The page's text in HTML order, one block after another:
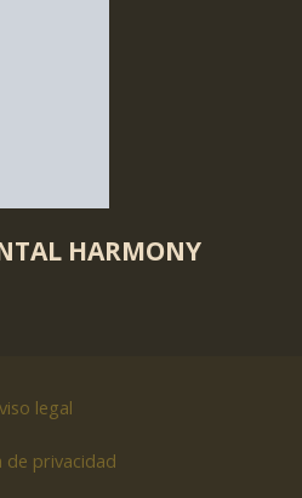
HARMONY
legal
de privacidad